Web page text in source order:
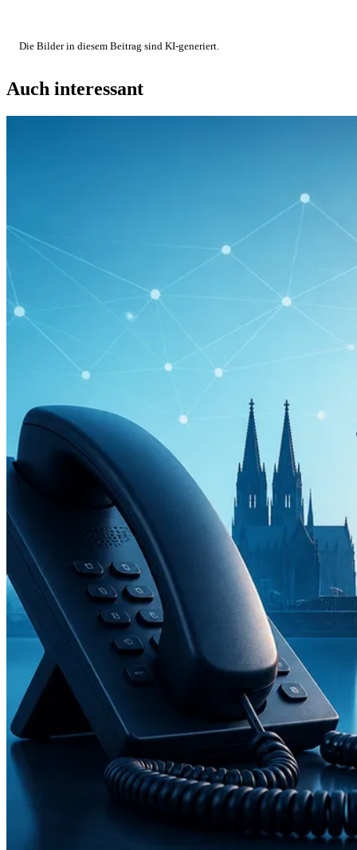
Die Bilder in diesem Beitrag sind KI-generiert.
Auch interessant